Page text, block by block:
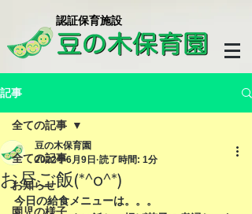
​認証保育施設
記事
全ての記事
お知らせ
全ての記事
お昼ご飯(*^o^*)
豆の木保育園
2022年6月9日 読了時間: 1分
今日の給食メニューは。。。